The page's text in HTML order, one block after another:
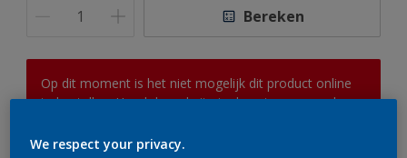
Bereken
Op dit moment is het niet mogelijk dit product online
te bestellen. Houd de website in de gaten, we werken
We respect your privacy.